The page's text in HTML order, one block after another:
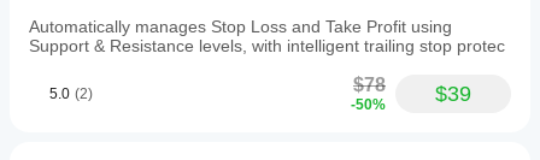
Automatically manages Stop Loss and Take Profit using
Support & Resistance levels, with intelligent trailing stop protec
5.0 (2) $78
-50% $39